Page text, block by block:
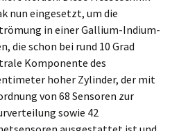
nun eingesetzt, um die
in einer Gallium-Indium-
die schon bei rund 10 Grad
Komponente des
hoher Zylinder, der mit
von 68 Sensoren zur
sowie 42